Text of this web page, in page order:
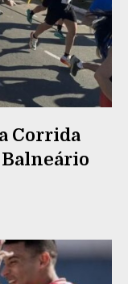
Corrida